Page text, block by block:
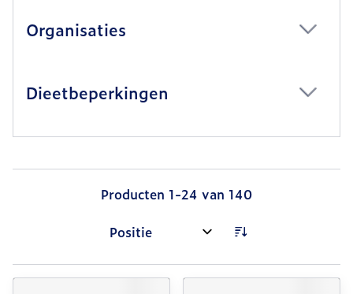
Organisaties
Dieetbeperkingen
Producten 1-24 van 140
Sorteer op: